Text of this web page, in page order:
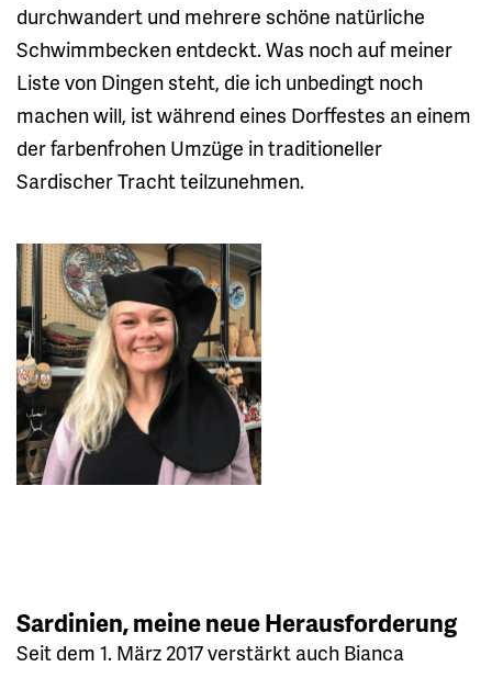
durchwandert und mehrere schöne natürliche
Schwimmbecken entdeckt. Was noch auf meiner
Liste von Dingen steht, die ich unbedingt noch
machen will, ist während eines Dorffestes an einem
der farbenfrohen Umzüge in traditioneller
Sardischer Tracht teilzunehmen.
Sardinien, meine neue Herausforderung
Seit dem 1. März 2017 verstärkt auch Bianca